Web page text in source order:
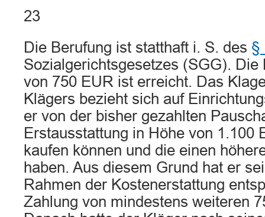
23
Die Berufung ist statthaft i. S. des §
Sozialgerichtsgesetzes (SGG). Die
von 750 EUR ist erreicht. Das
Klägers bezieht sich auf
er von der bisher gezahlten
Erstausstattung in Höhe von 1.100
kaufen können und die einen
haben. Aus diesem Grund hat er
Rahmen der Kostenerstattung
Zahlung von mindestens weiteren